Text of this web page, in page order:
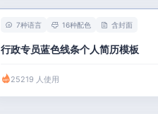
7种语言 16种配色 含封面
行政专员蓝色线条个人简历模板
25219 人使用